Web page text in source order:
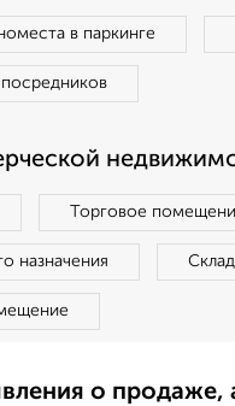
в паркинге
посредников
Торговое
назначения
о